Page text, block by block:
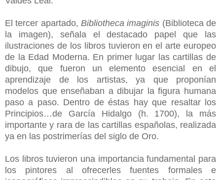
El tercer apartado, Bibliotheca imaginis (Biblioteca de
la imagen), señala el destacado papel que las
ilustraciones de los libros tuvieron en el arte europeo
de la Edad Moderna. En primer lugar las cartillas de
dibujo, que fueron un elemento esencial en el
aprendizaje de los artistas, ya que proponían
modelos que enseñaban a dibujar la figura humana
paso a paso. Dentro de éstas hay que resaltar los
Principios…de García Hidalgo (h. 1700), la más
importante y rara de las cartillas españolas, realizada
ya en las postrimerías del siglo de Oro.
Los libros tuvieron una importancia fundamental para
los pintores al ofrecerles fuentes formales e